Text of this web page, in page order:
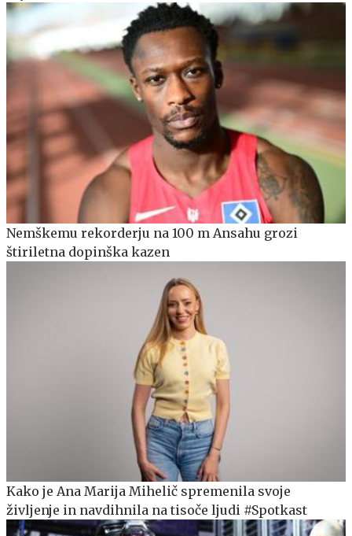
Nemškemu rekorderju na 100 m Ansahu grozi
štiriletna dopinška kazen
Kako je Ana Marija Mihelič spremenila svoje
življenje in navdihnila na tisoče ljudi #Spotkast